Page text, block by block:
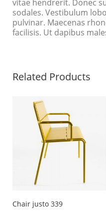
vitae hendrerit. Donec
sodales. Vestibulum
pulvinar. Maecenas
facilisis. Ut dapibus
Related Products
Chair justo 339